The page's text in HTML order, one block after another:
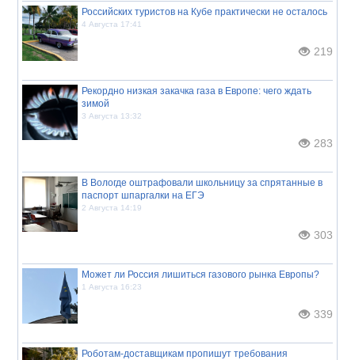
Российских туристов на Кубе практически не осталось
4 Августа 17:41
219
Рекордно низкая закачка газа в Европе: чего ждать
зимой
3 Августа 13:32
283
В Вологде оштрафовали школьницу за спрятанные в
паспорт шпаргалки на ЕГЭ
2 Августа 14:19
303
Может ли Россия лишиться газового рынка Европы?
1 Августа 16:23
339
Роботам-доставщикам пропишут требования